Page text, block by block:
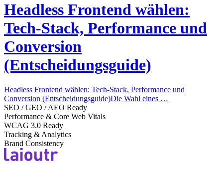
Headless Frontend wählen:
Tech-Stack, Performance und
Conversion
(Entscheidungsguide)
Headless Frontend wählen: Tech-Stack, Performance und
Conversion (Entscheidungsguide)Die Wahl eines …
SEO / GEO / AEO Ready
Performance & Core Web Vitals
WCAG 3.0 Ready
Tracking & Analytics
Brand Consistency